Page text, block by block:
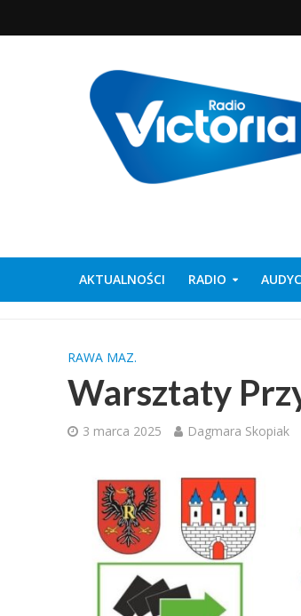
AKTUALNOŚCI RADIO
RAWA MAZ.
Warsztaty
3 marca 2025 Dagmara Skopiak